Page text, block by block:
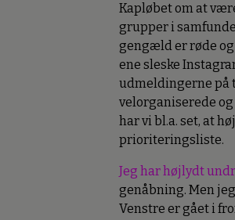
Kapløbet om at
grupper i
gengæld er røde
ene sleske
udmeldingerne på
velorganiserede
har vi bl.a. set, at
prioriteringsliste.
Jeg har højlydt
genåbning. Men
Venstre er gået i